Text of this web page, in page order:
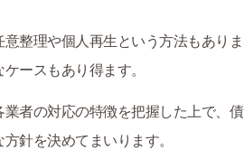
整理や個人再生という方法もありま
ースもあり得ます。
者の対応の特徴を把握した上で、債
針を決めてまいります。